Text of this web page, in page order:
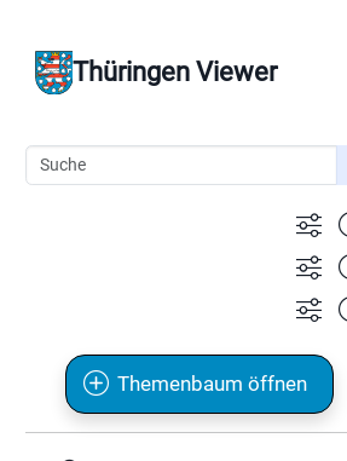
Thüringen Viewer
Themenbaum öffnen